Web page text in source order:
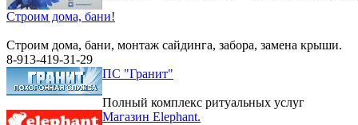
Строим дома, бани!
Строим дома, бани, монтаж сайдинга, забора, замена крыши.
8-913-419-31-29
ПС "Гранит"
Полный комплекс ритуальных услуг
Магазин Elephant.